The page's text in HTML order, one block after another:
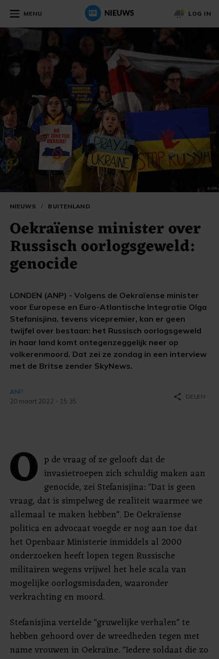
MENU LOG IN
NIEUWS / BUITENLAND
Oekraïense minister over
Russisch oorlogsgeweld:
genocide
LONDEN (ANP) - Volgens de Oekraïense minister
voor Europese en Euro-Atlantische Integratie Olga
Stefanisjina, tevens vicepremier, kan er geen
twijfel over bestaan: het Russisch oorlogsgeweld
in haar land komt ontegenzeggelijk neer op
volkerenmoord. Dat zei ze zondag in een interview
met de Britse zender SkyNews.
ANP
20 maart 2022 - 15:35
share DELEN
O p de vraag of ze gelooft dat de
invasietroepen zich schuldig maken aan
genocide, zei Stefanisjina: "Dat is geen
vraag, dat is simpelweg de realiteit waarmee we
allemaal te maken hebben". De Oekraïense
politica en advocaat voegde er nog aan toe dat
het Openbaar Ministerie inmiddels al 2000
onderzoeken heeft lopen tegen Russische
militairen wegens vrijwel het hele scala van
mogelijke oorlogsmisdaden, waaronder
verkrachting en moord.
Stefanisjina vertelde "gruwelijke verhalen" te
hebben gehoord over de wreedheden tegen met
name vrouwen in Oekraïne. "Iedere soldaat die zo